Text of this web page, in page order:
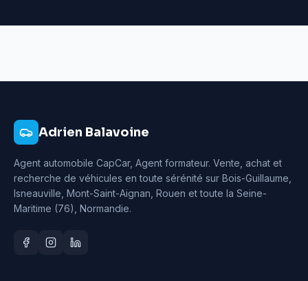
Adrien Balavoine
Agent automobile CapCar, Agent formateur. Vente, achat et
recherche de véhicules en toute sérénité sur Bois-Guillaume,
Isneauville, Mont-Saint-Aignan, Rouen et toute la Seine-
Maritime (76), Normandie.